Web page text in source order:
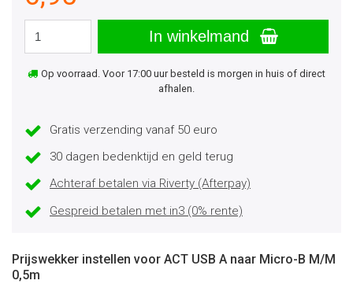
In winkelmand
Op voorraad. Voor 17:00 uur besteld is morgen in huis of direct
afhalen.
Gratis verzending vanaf 50 euro
30 dagen bedenktijd en geld terug
Achteraf betalen via Riverty (Afterpay)
Gespreid betalen met in3 (0% rente)
Prijswekker instellen voor ACT USB A naar Micro-B M/M
0,5m